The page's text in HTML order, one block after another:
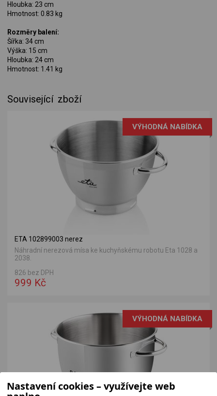
Hloubka: 23 cm
Hmotnost: 0.83 kg
Rozměry balení:
Šířka: 34 cm
Výška: 15 cm
Hloubka: 24 cm
Hmotnost: 1.41 kg
Související zboží
VÝHODNÁ NABÍDKA
ETA 102899003 nerez
Náhradní nerezová mísa ke kuchyňskému robotu Eta 1028 a
2038.
826 bez DPH
999 Kč
VÝHODNÁ NABÍDKA
Nastavení cookies – využívejte web